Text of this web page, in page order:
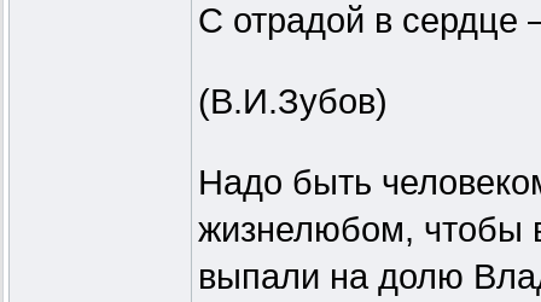
С отрадой в сердце
(В.И.Зубов)
Надо быть
жизнелюбом, чтобы
выпали на долю